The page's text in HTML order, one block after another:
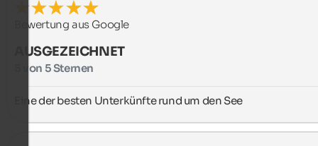
Bewertung aus Google
AUSGEZEICHNET
5 von 5 Sternen
Eine der besten Unterkünfte rund um den See